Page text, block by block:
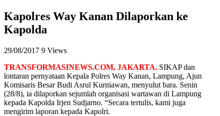
Kapolres Way Kanan Dilaporkan ke
Kapolda
29/08/2017 9 Views
TRANSFORMASINEWS.COM, JAKARTA. SIKAP dan
lontaran pernyataan Kepala Polres Way Kanan, Lampung, Ajun
Komisaris Besar Budi Asrul Kurniawan, menyulut bara. Senin
(28/8), ia dilaporkan sejumlah organisasi wartawan di Lampung
kepada Kapolda Irjen Sudjarno. “Secara tertulis, kami juga
mengirim laporan kepada Kapolri.